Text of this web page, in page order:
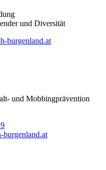
und Diversität
burgenland.at
und Mobbingprävention
burgenland.at